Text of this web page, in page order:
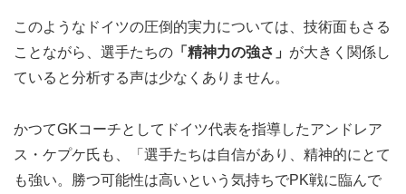
このようなドイツの圧倒的実力については、技術面もさる
ことながら、選手たちの 「精神力の強さ」 が大きく関係し
ていると分析する声は少なくありません。
かつてGKコーチとしてドイツ代表を指導したアンドレア
ス・ケプケ氏も、「選手たちは自信があり、精神的にとて
も強い。勝つ可能性は高いという気持ちでPK戦に臨んで